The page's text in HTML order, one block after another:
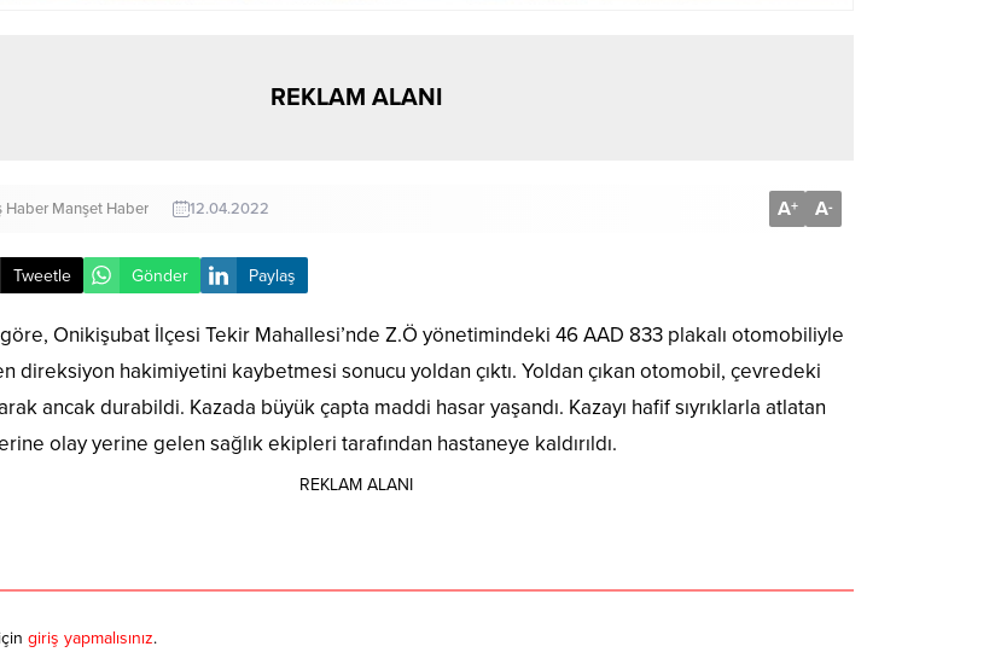
REKLAM ALANI
Haber Manşet Haber 12.04.2022 A+ A-
Tweetle Gönder Paylaş
Onikişubat İlçesi Tekir Mahallesi’nde Z.Ö yönetimindeki 46 AAD 833 plakalı otomobiliyle
direksiyon hakimiyetini kaybetmesi sonucu yoldan çıktı. Yoldan çıkan otomobil, çevredeki
ancak durabildi. Kazada büyük çapta maddi hasar yaşandı. Kazayı hafif sıyrıklarla atlatan
olay yerine gelen sağlık ekipleri tarafından hastaneye kaldırıldı.
REKLAM ALANI
giriş yapmalısınız.